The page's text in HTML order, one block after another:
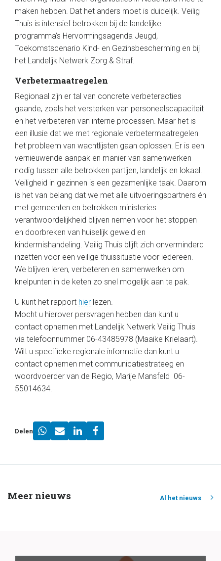
maken hebben. Dat het anders moet is duidelijk. Veilig
Thuis is intensief betrokken bij de landelijke
programma’s Hervormingsagenda Jeugd,
Toekomstscenario Kind- en Gezinsbescherming en bij
het Landelijk Netwerk Zorg & Straf.
Verbetermaatregelen
Regionaal zijn er tal van concrete verbeteracties
gaande, zoals het versterken van personeelscapaciteit
en het verbeteren van interne processen. Maar het is
een illusie dat we met regionale verbetermaatregelen
het probleem van wachtlijsten gaan oplossen. Er is een
vernieuwende aanpak en manier van samenwerken
nodig tussen alle betrokken partijen, landelijk en lokaal.
Veiligheid in gezinnen is een gezamenlijke taak. Daarom
is het van belang dat we met alle uitvoeringspartners én
met gemeenten en betrokken ministeries
verantwoordelijkheid blijven nemen voor het stoppen
en doorbreken van huiselijk geweld en
kindermishandeling. Veilig Thuis blijft zich onverminderd
inzetten voor een veilige thuissituatie voor iedereen.
We blijven leren, verbeteren en samenwerken om
knelpunten in de keten zo snel mogelijk aan te pak.
U kunt het rapport hier lezen.
Mocht u hierover persvragen hebben dan kunt u
contact opnemen met Landelijk Netwerk Veilig Thuis
via telefoonnummer 06-43485978 (Maaike Krielaart).
Wilt u specifieke regionale informatie dan kunt u
contact opnemen met communicatiestrateeg en
woordvoerder van de Regio, Marije Mansfeld 06-
55014634.
Delen
Meer nieuws Al het nieuws